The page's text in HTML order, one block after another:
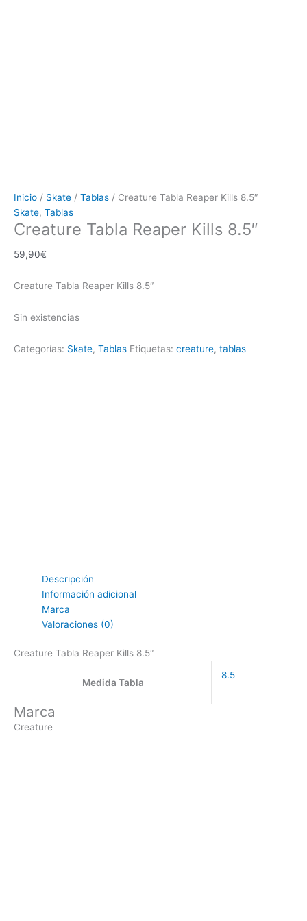
Inicio / Skate / Tablas / Creature Tabla Reaper Kills 8.5″
Skate, Tablas
Creature Tabla Reaper Kills 8.5″
59,90€
Creature Tabla Reaper Kills 8.5″
Sin existencias
Categorías: Skate, Tablas Etiquetas: creature, tablas
Descripción
Información adicional
Marca
Valoraciones (0)
Creature Tabla Reaper Kills 8.5″
Medida Tabla
8.5
Marca
Creature